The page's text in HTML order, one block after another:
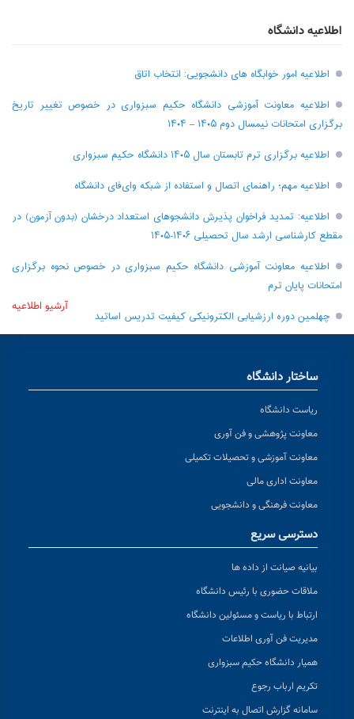
اطلاعیه دانشگاه
اطلاعیه امور خوابگاه های دانشجویی: انتخاب اتاق
اطلاعیه معاونت آموزشی دانشگاه حکیم سبزواری در خصوص تغییر تاریخ
برگزاری امتحانات نیمسال دوم ۱۴۰۵ – ۱۴۰۴
اطلاعیه برگزاری ترم تابستان سال ۱۴۰۵ دانشگاه حکیم سبزواری
اطلاعیه مهم؛ راهنمای اتصال و استفاده از شبکه وای‌فای دانشگاه
اطلاعیه: تمدید فراخوان پذیرش دانشجو‌های استعداد درخشان (بدون آزمون) در
مقطع کارشناسی ارشد سال تحصیلی ۱۴۰۶-۱۴۰۵
اطلاعیه معاونت آموزشی دانشگاه حکیم سبزواری در خصوص نحوه برگزاری
امتحانات پایان ترم
چهلمین دوره ارزشیابی الکترونیکی کیفیت تدریس اساتید
آرشیو اطلاعیه
ساختار دانشگاه
ریاست دانشگاه
معاونت پژوهشی و فن آوری
معاونت آموزشی و تحصیلات تکمیلی
معاونت اداری مالی
معاونت فرهنگی و دانشجویی
دسترسی سریع
بیانیه صیانت از داده ها
ملاقات حضوری با رئیس دانشگاه
ارتباط با ریاست و مسئولین دانشگاه
مدیریت فن آوری اطلاعات
همیار دانشگاه حکیم سبزواری
تکریم ارباب رجوع
سامانه گزارش اتصال به اینترنت